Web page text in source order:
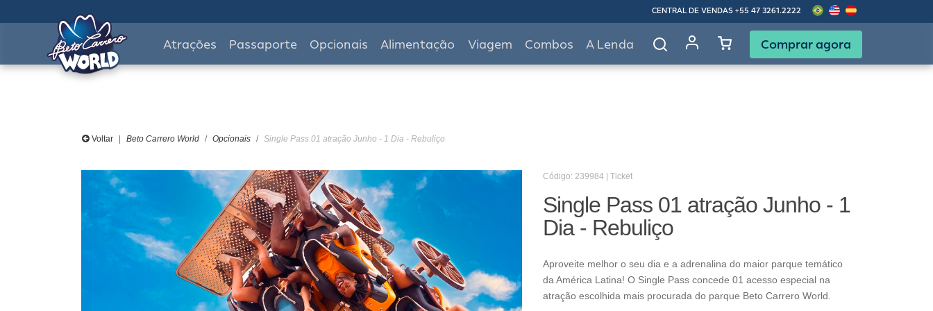
CENTRAL DE VENDAS +55 47 3261.2222
Atrações Passaporte Opcionais Alimentação Viagem Combos A Lenda Comprar agora
Voltar Beto Carrero World Opcionais Single Pass 01 atração Junho - 1 Dia - Rebuliço
Código: 239984 | Ticket
Single Pass 01 atração Junho - 1
Dia - Rebuliço
Aproveite melhor o seu dia e a adrenalina do maior parque temático
da América Latina! O Single Pass concede 01 acesso especial na
atração escolhida mais procurada do parque Beto Carrero World.